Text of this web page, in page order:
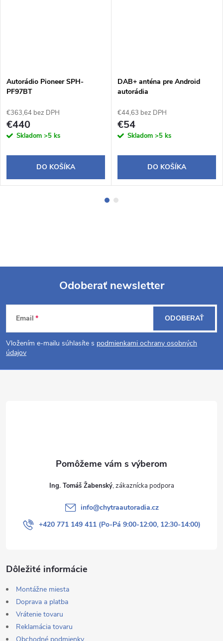
Autorádio Pioneer SPH-
PF97BT
€363,64 bez DPH
€440
Skladom >5 ks
DO KOŠÍKA
DAB+ anténa pre Android
autorádia
€44,63 bez DPH
€54
Skladom >5 ks
DO KOŠÍKA
Z
á
p
Odoberať newsletter
Email
Vložením e-mailu súhlasíte s podmienkami ochrany osobných
údajov
ODOBERAŤ
Ing. Tomáš Žabenský
info@chytraautoradia.cz
+420 771 149 411 (Po-Pá 9:00-12:00, 12:30-14:00)
Dôležité informácie
Montážne miesta
Doprava a platba
Vrátenie tovaru
Reklamácia tovaru